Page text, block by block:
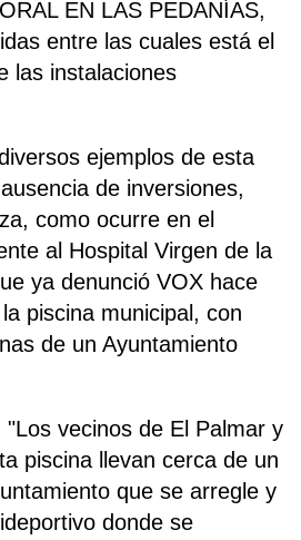
EN LAS PEDANÍAS,
entre las cuales está el
las instalaciones
ejemplos de esta
de inversiones,
como ocurre en el
al Hospital Virgen de la
ya denunció VOX hace
piscina municipal, con
de un Ayuntamiento
"Los vecinos de El Palmar y
piscina llevan cerca de un
que se arregle y
donde se